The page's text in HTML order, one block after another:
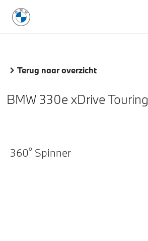
Terug naar overzicht
BMW 330e xDrive Touring
360o Spinner